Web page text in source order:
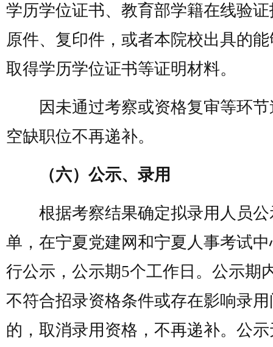
学历学位证书、教育部学籍在线验
原件、复印件，或者本院校出具的
取得学历学位证书等证明材料。
因未通过考察或资格复审等环节
空缺职位不再递补。
（六）公示、录用
根据考察结果确定拟录用人员公
单，在宁夏党建网和宁夏人事考试
行公示，公示期5个工作日。公示期
不符合招录资格条件或存在影响录
的，取消录用资格，不再递补。公